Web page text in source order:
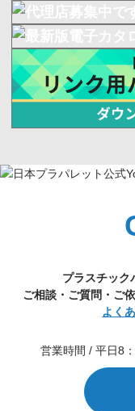
プラスチック
ご相談・ご質問・ご
よく
営業時間 / 平日8